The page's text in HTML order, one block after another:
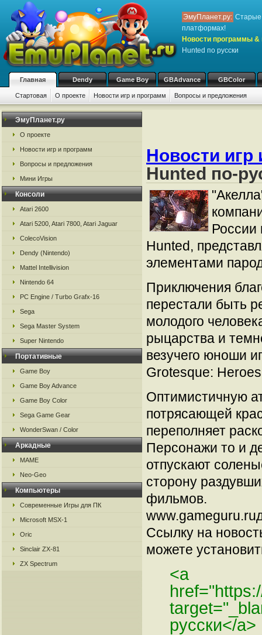
ЭмуПланет.ру: Старые
платформах!
Новости программы &
Hunted по русски
Главная Dendy Game Boy GBAdvance GBColor
Стартовая О проекте Новости игр и программ Вопросы и предложения
ЭмуПланет.ру
О проекте
Новости игр и программ
Вопросы и предложения
Мини Игры
Консоли
Atari 2600
Atari 5200, Atari 7800, Atari Jaguar
ColecoVision
Dendy (Nintendo)
Mattel Intellivision
Nintendo 64
PC Engine / Turbo Grafx-16
Sega
Sega Master System
Super Nintendo
Портативные
Game Boy
Game Boy Advance
Game Boy Color
Sega Game Gear
WonderSwan / Color
Аркадные
MAME
Neo-Geo
Компьютеры
Современные Игры для ПК
Microsoft MSX-1
Oric
Sinclair ZX-81
ZX Spectrum
Новости игр
Hunted по-
России
Hunted,
элементами
Приключения
перестали быть
молодого
рыцарства и
везучего юноши
Grotesque:
Оптимистичную
потрясающей
переполняет
Персонажи то и
отпускают
сторону
фильмов.
Ссылку на
можете
<a
русски</a>